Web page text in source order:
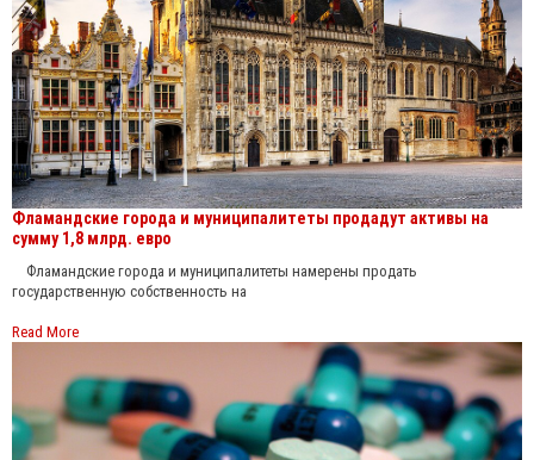
Фламандские города и муниципалитеты продадут активы на
сумму 1,8 млрд. евро
Фламандские города и муниципалитеты намерены продать
государственную собственность на
Read More